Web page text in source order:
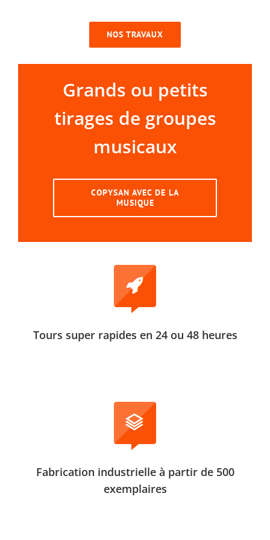
NOS TRAVAUX
Grands ou petits
tirages de groupes
musicaux
COPYSAN AVEC DE LA
MUSIQUE
Tours super rapides en 24 ou 48 heures
Fabrication industrielle à partir de 500
exemplaires